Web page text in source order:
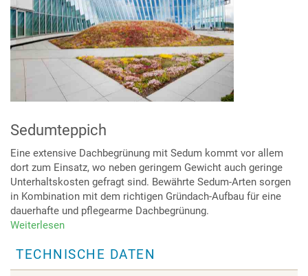
Sedumteppich
Eine extensive Dachbegrünung mit Sedum kommt vor allem
dort zum Einsatz, wo neben geringem Gewicht auch geringe
Unterhaltskosten gefragt sind. Bewährte Sedum-Arten sorgen
in Kombination mit dem richtigen Gründach-Aufbau für eine
dauerhafte und pflegearme Dachbegrünung.
Weiterlesen
TECHNISCHE DATEN